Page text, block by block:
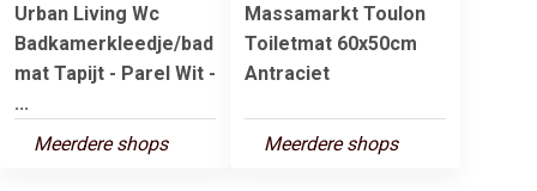
Urban Living Wc
Badkamerkleedje/bad
mat Tapijt - Parel Wit -
...
Meerdere shops
Massamarkt Toulon
Toiletmat 60x50cm
Antraciet
Meerdere shops